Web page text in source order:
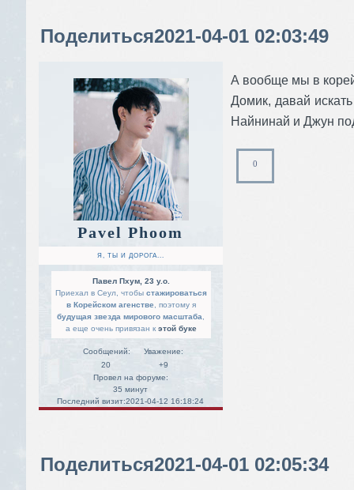
Поделиться2021-04-01 02:03:49
Pavel Phoom
Я, ТЫ И ДОРОГА...
Павел Пхум, 23 y.o.
Приехал в Сеул, чтобы стажироваться
в Корейском агенстве , поэтому я
будущая звезда мирового масштаба
а еще очень привязан к этой буке
Сообщений:
20
Уважение:
+9
Провел на форуме:
35 минут
Последний визит:2021-04-12 16:18:24
А вообще мы в
Домик, давай
Найнинай и Джун
0
Поделиться2021-04-01 02:05:34